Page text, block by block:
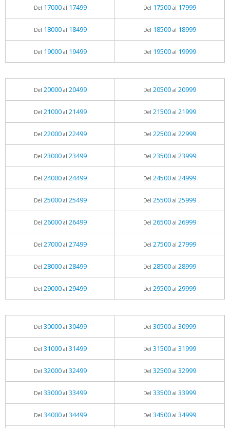
Del 17000al 17499 Del 17500al 17999
Del 18000al 18499 Del 18500al 18999
Del 19000al 19499 Del 19500al 19999
Del 20000al 20499 Del 20500al 20999
Del 21000al 21499 Del 21500al 21999
Del 22000al 22499 Del 22500al 22999
Del 23000al 23499 Del 23500al 23999
Del 24000al 24499 Del 24500al 24999
Del 25000al 25499 Del 25500al 25999
Del 26000al 26499 Del 26500al 26999
Del 27000al 27499 Del 27500al 27999
Del 28000al 28499 Del 28500al 28999
Del 29000al 29499 Del 29500al 29999
Del 30000al 30499 Del 30500al 30999
Del 31000al 31499 Del 31500al 31999
Del 32000al 32499 Del 32500al 32999
Del 33000al 33499 Del 33500al 33999
Del 34000al 34499 Del 34500al 34999